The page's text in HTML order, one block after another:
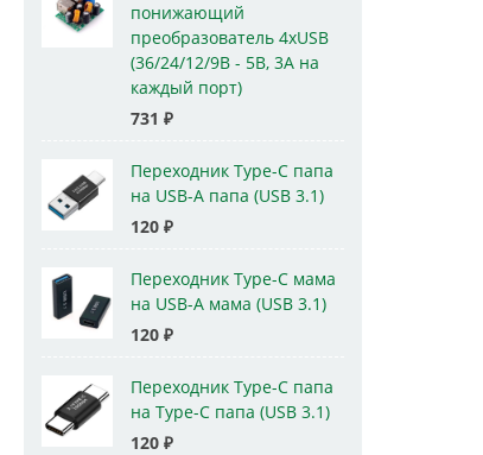
понижающий
преобразователь 4xUSB
(36/24/12/9В - 5В, 3А на
каждый порт)
731 ₽
Переходник Type-C папа
на USB-A папа (USB 3.1)
120 ₽
Переходник Type-C мама
на USB-A мама (USB 3.1)
120 ₽
Переходник Type-C папа
на Type-C папа (USB 3.1)
120 ₽